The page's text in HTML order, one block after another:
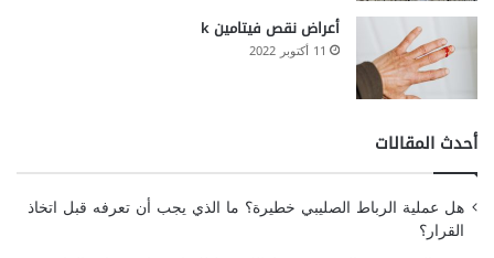
أعراض نقص فيتامين k
11 أكتوبر 2022
أحدث المقالات
هل عملية الرباط الصليبي خطيرة؟ ما الذي يجب أن تعرفه قبل اتخاذ
القرار؟